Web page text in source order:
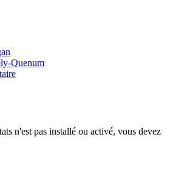
Quenum
n'est pas installé ou activé, vous devez